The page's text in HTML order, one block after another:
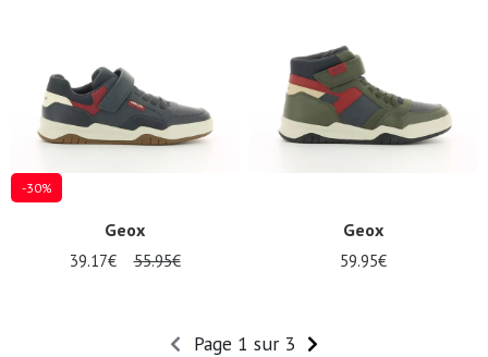
-30%
Geox
39.17€ 55.95€
Geox
59.95€
Page 1 sur 3